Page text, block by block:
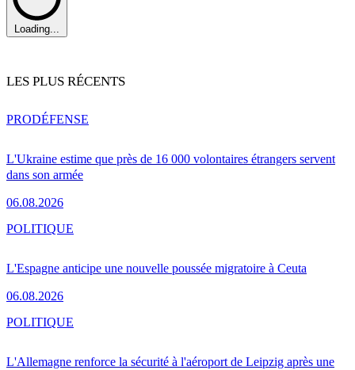
Loading...
LES PLUS RÉCENTS
L'Ukraine estime que près de 16 000 volontaires étrangers servent
dans son armée
06.08.2026
PRODÉFENSE
L'Espagne anticipe une nouvelle poussée migratoire à Ceuta
06.08.2026
POLITIQUE
L'Allemagne renforce la sécurité à l'aéroport de Leipzig après une
POLITIQUE